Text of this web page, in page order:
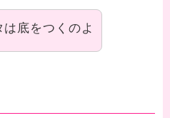
底をつくのよ